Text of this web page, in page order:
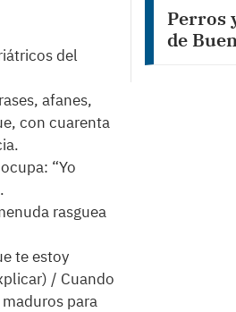
del
afanes,
con cuarenta
“Yo
rasguea
te estoy
/ Cuando
para
Perros
de